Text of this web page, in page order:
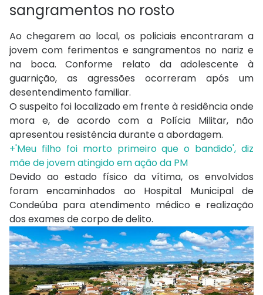
sangramentos no rosto
Ao chegarem ao local, os policiais encontraram a
jovem com ferimentos e sangramentos no nariz e
na boca. Conforme relato da adolescente à
guarnição, as agressões ocorreram após um
desentendimento familiar.
O suspeito foi localizado em frente à residência onde
mora e, de acordo com a Polícia Militar, não
apresentou resistência durante a abordagem.
+'Meu filho foi morto primeiro que o bandido', diz
mãe de jovem atingido em ação da PM
Devido ao estado físico da vítima, os envolvidos
foram encaminhados ao Hospital Municipal de
Condeúba para atendimento médico e realização
dos exames de corpo de delito.